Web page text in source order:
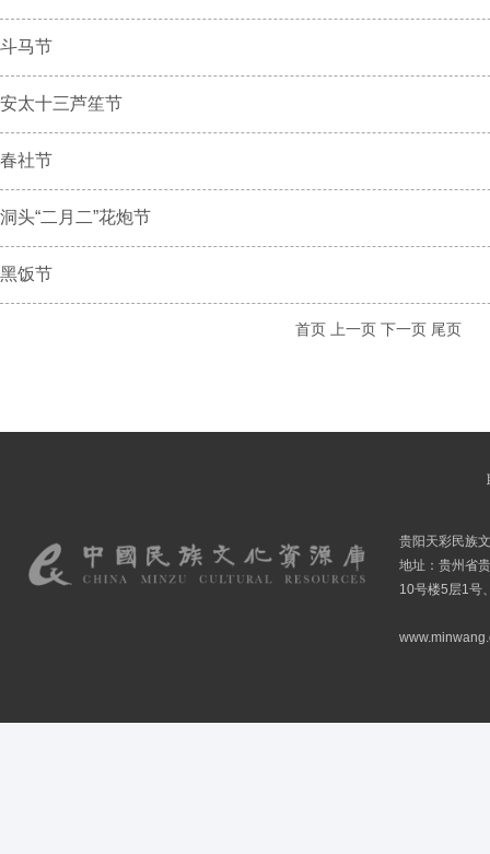
斗马节
安太十三芦笙节
春社节
洞头“二月二”花炮节
黑饭节
首页 上一页 下一页 尾页
贵阳天彩民族
地址：贵州省
10号楼5层1号